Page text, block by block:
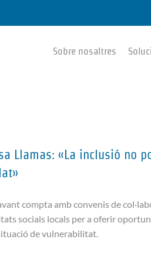
Sobre nosaltres
Llamas: «La inclusió no
compta amb convenis de
socials locals per a oferir
de vulnerabilitat.